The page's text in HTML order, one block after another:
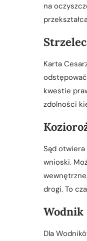
na
Karta
kwestie
zdolności
Sąd
wnioski.
drogi. To
Dla